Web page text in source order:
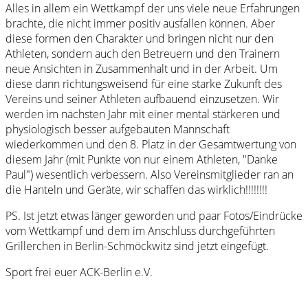
Alles in allem ein Wettkampf der uns viele neue Erfahrungen
brachte, die nicht immer positiv ausfallen können. Aber
diese formen den Charakter und bringen nicht nur den
Athleten, sondern auch den Betreuern und den Trainern
neue Ansichten in Zusammenhalt und in der Arbeit. Um
diese dann richtungsweisend für eine starke Zukunft des
Vereins und seiner Athleten aufbauend einzusetzen. Wir
werden im nächsten Jahr mit einer mental stärkeren und
physiologisch besser aufgebauten Mannschaft
wiederkommen und den 8. Platz in der Gesamtwertung von
diesem Jahr (mit Punkte von nur einem Athleten, "Danke
Paul") wesentlich verbessern. Also Vereinsmitglieder ran an
die Hanteln und Geräte, wir schaffen das wirklich!!!!!!!!
PS. Ist jetzt etwas länger geworden und paar Fotos/Eindrücke
vom Wettkampf und dem im Anschluss durchgeführten
Grillerchen in Berlin-Schmöckwitz sind jetzt eingefügt.
Sport frei euer ACK-Berlin e.V.